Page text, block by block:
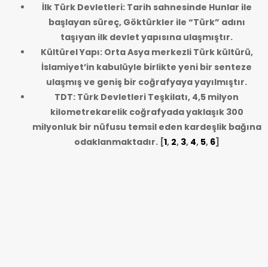
İlk Türk Devletleri: Tarih sahnesinde Hunlar ile
başlayan süreç, Göktürkler ile “Türk” adını
taşıyan ilk devlet yapısına ulaşmıştır.
Kültürel Yapı: Orta Asya merkezli Türk kültürü,
İslamiyet’in kabulüyle birlikte yeni bir senteze
ulaşmış ve geniş bir coğrafyaya yayılmıştır.
TDT: Türk Devletleri Teşkilatı, 4,5 milyon
kilometrekarelik coğrafyada yaklaşık 300
milyonluk bir nüfusu temsil eden kardeşlik bağına
odaklanmaktadır.[1, 2, 3, 4, 5, 6]